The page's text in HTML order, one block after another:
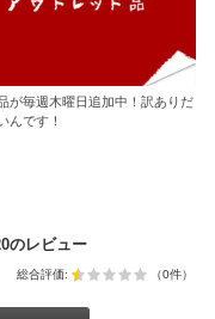
が毎週木曜日追加中！訳ありだ
んです！
のレビュー
総合評価: （0件）